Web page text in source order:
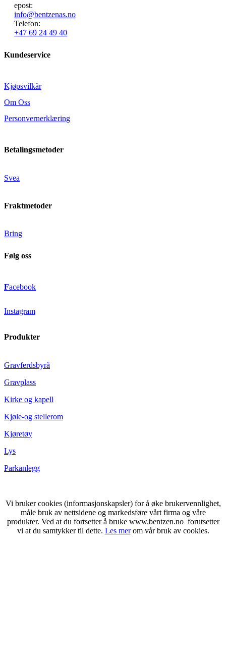
epost:
info@bentzenas.no
Telefon:
+47 69 24 49 40
Kundeservice
Kjøpsvilkår
Om Oss
Personvernerklæring
Betalingsmetoder
Svea
Fraktmetoder
Bring
Følg oss
Facebook
Instagram
Produkter
Gravferdsbyrå
Gravplass
Kirke og kapell
Kjøle-og stellerom
Kjøretøy
Lys
Parkanlegg
Vi bruker cookies (informasjonskapsler) for å øke brukervennlighet,
måle bruk av nettsidene og markedsføre vårt firma og våre
produkter. Ved at du fortsetter å bruke www.bentzen.no forutsetter
vi at du samtykker til dette. Les merom vår bruk av cookies.